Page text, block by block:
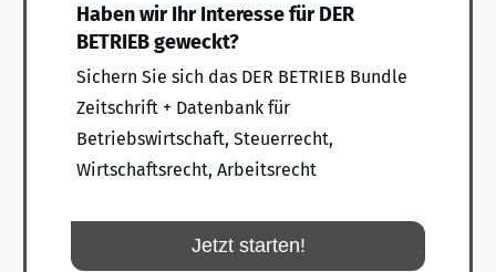
Haben wir Ihr Interesse für DER
BETRIEB geweckt?
Sichern Sie sich das DER BETRIEB Bundle
Zeitschrift + Datenbank für
Betriebswirtschaft, Steuerrecht,
Wirtschaftsrecht, Arbeitsrecht
Jetzt starten!